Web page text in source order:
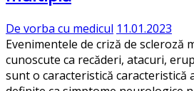
De vorba cu medicul 11.01.2023
Evenimentele de criză de scleroză
cunoscute ca recăderi, atacuri,
sunt o caracteristică caracteristică